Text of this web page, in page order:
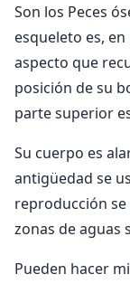
Son los Peces
esqueleto es,
aspecto que
posición de su
parte superior
Su cuerpo es
antigüedad se
reproducción se
zonas de aguas
Pueden hacer